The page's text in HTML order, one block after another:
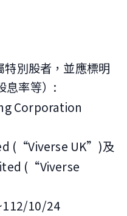
別股者，並應標明
息率等）:
Corporation
(“Viverse UK”)及
(“Viverse
10/24